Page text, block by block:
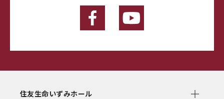
住友生命いずみホール